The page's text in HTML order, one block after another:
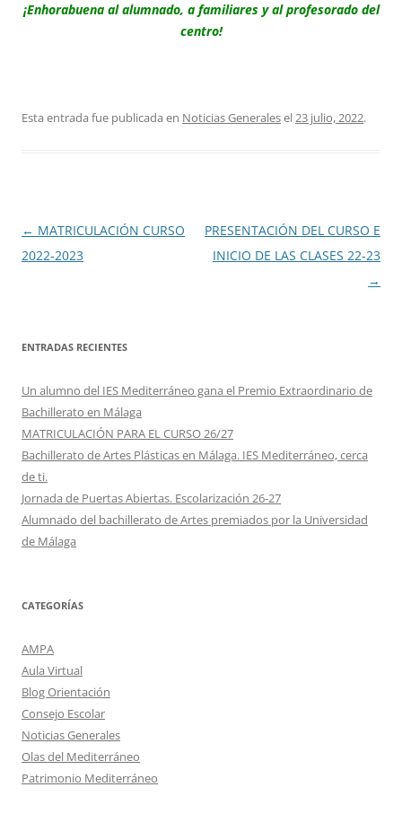
¡Enhorabuena al alumnado, a familiares y al profesorado del
centro!
Esta entrada fue publicada en Noticias Generalesel23 julio, 2022.
Navegación
de
← MATRICULACIÓN CURSO
2022-2023
PRESENTACIÓN DEL CURSO E
INICIO DE LAS CLASES 22-23
→
ENTRADAS RECIENTES
Un alumno del IES Mediterráneo gana el Premio Extraordinario de
Bachillerato en Málaga
MATRICULACIÓN PARA EL CURSO 26/27
Bachillerato de Artes Plásticas en Málaga. IES Mediterráneo, cerca
de ti.
Jornada de Puertas Abiertas. Escolarización 26-27
Alumnado del bachillerato de Artes premiados por la Universidad
de Málaga
CATEGORÍAS
AMPA
Aula Virtual
Blog Orientación
Consejo Escolar
Noticias Generales
Olas del Mediterráneo
Patrimonio Mediterráneo